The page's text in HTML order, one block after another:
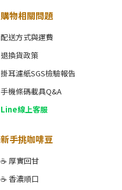
購物相關問題
配送方式與運費
退換貨政策
掛耳濾紙SGS檢驗報告
手機條碼載具Q&A
Line線上客服
新手挑咖啡豆
☕ 厚實回甘
☕ 香濃順口